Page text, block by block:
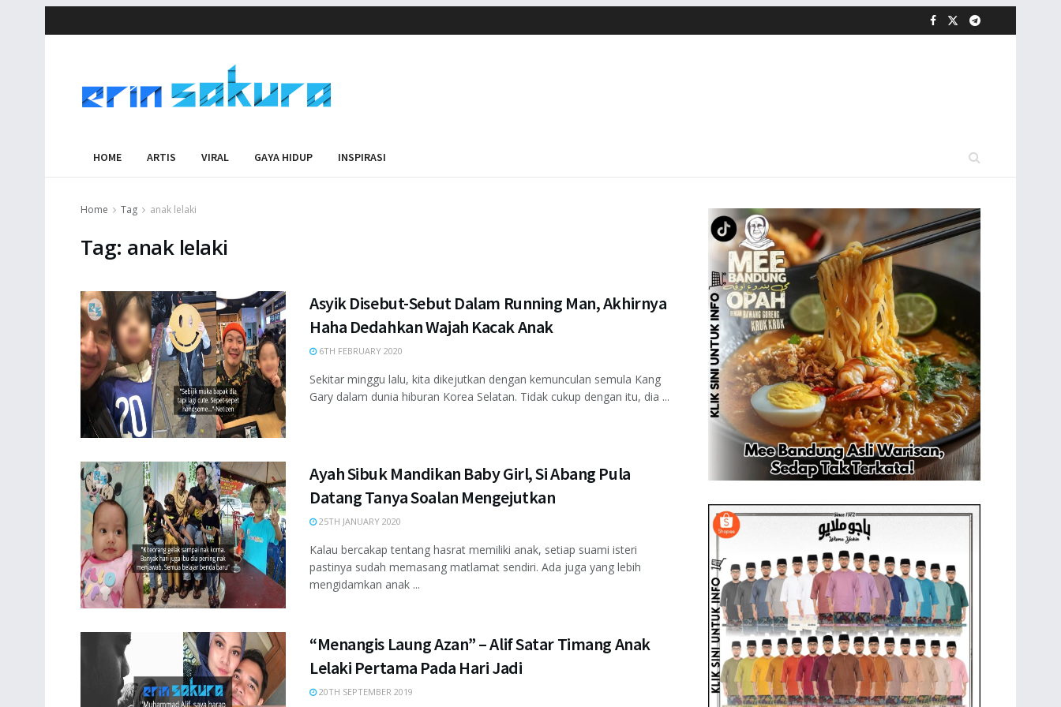
HOME ARTIS VIRAL GAYA HIDUP INSPIRASI
Home Tag anak lelaki
Tag: anak lelaki
Asyik Disebut-Sebut Dalam Running Man, Akhirnya
Haha Dedahkan Wajah Kacak Anak
6TH FEBRUARY 2020
Sekitar minggu lalu, kita dikejutkan dengan kemunculan semula Kang
Gary dalam dunia hiburan Korea Selatan. Tidak cukup dengan itu, dia ...
Ayah Sibuk Mandikan Baby Girl, Si Abang Pula
Datang Tanya Soalan Mengejutkan
25TH JANUARY 2020
Kalau bercakap tentang hasrat memiliki anak, setiap suami isteri
pastinya sudah memasang matlamat sendiri. Ada juga yang lebih
mengidamkan anak ...
“Menangis Laung Azan” – Alif Satar Timang Anak
Lelaki Pertama Pada Hari Jadi
20TH SEPTEMBER 2019